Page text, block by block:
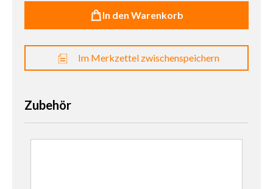
In den Warenkorb
Im Merkzettel zwischenspeichern
Zubehör